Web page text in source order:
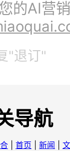
的AI营
"退订"
导航
首页 新闻